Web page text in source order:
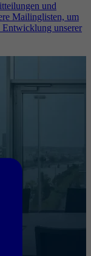
und
Mailinglisten, um
Entwicklung unserer